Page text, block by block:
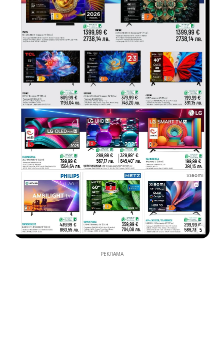
5
РЕКЛАМА